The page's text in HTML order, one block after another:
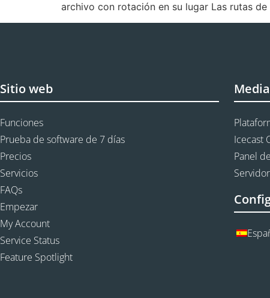
archivo con rotación en su lugar Las rutas
Sitio web
Funciones
Prueba de software de 7 días
Precios
Servicios
FAQs
Empezar
My Account
Service Status
Feature Spotlight
Icecast
Panel